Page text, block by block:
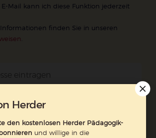
Mail kann ich diese Funktion jederzeit
finden Sie in unseren
.
Herder
den kostenlosen Herder Pädagogik-
und willige in die